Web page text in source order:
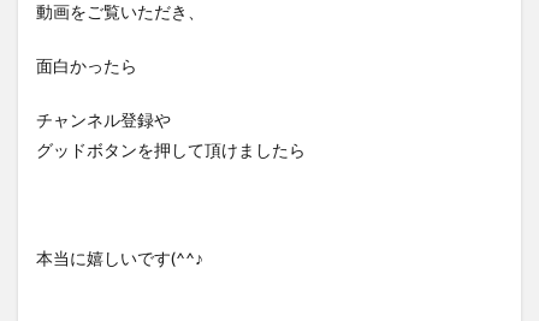
動画をご覧いただき、
面白かったら
チャンネル登録や
グッドボタンを押して頂けましたら
本当に嬉しいです(^^♪